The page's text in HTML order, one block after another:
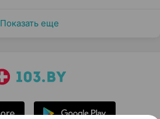
Показать еще